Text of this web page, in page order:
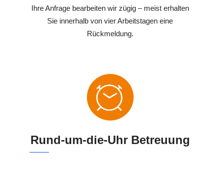
Ihre Anfrage bearbeiten wir zügig – meist erhalten
Sie innerhalb von vier Arbeitstagen eine
Rückmeldung.
Rund-um-die-Uhr Betreuung